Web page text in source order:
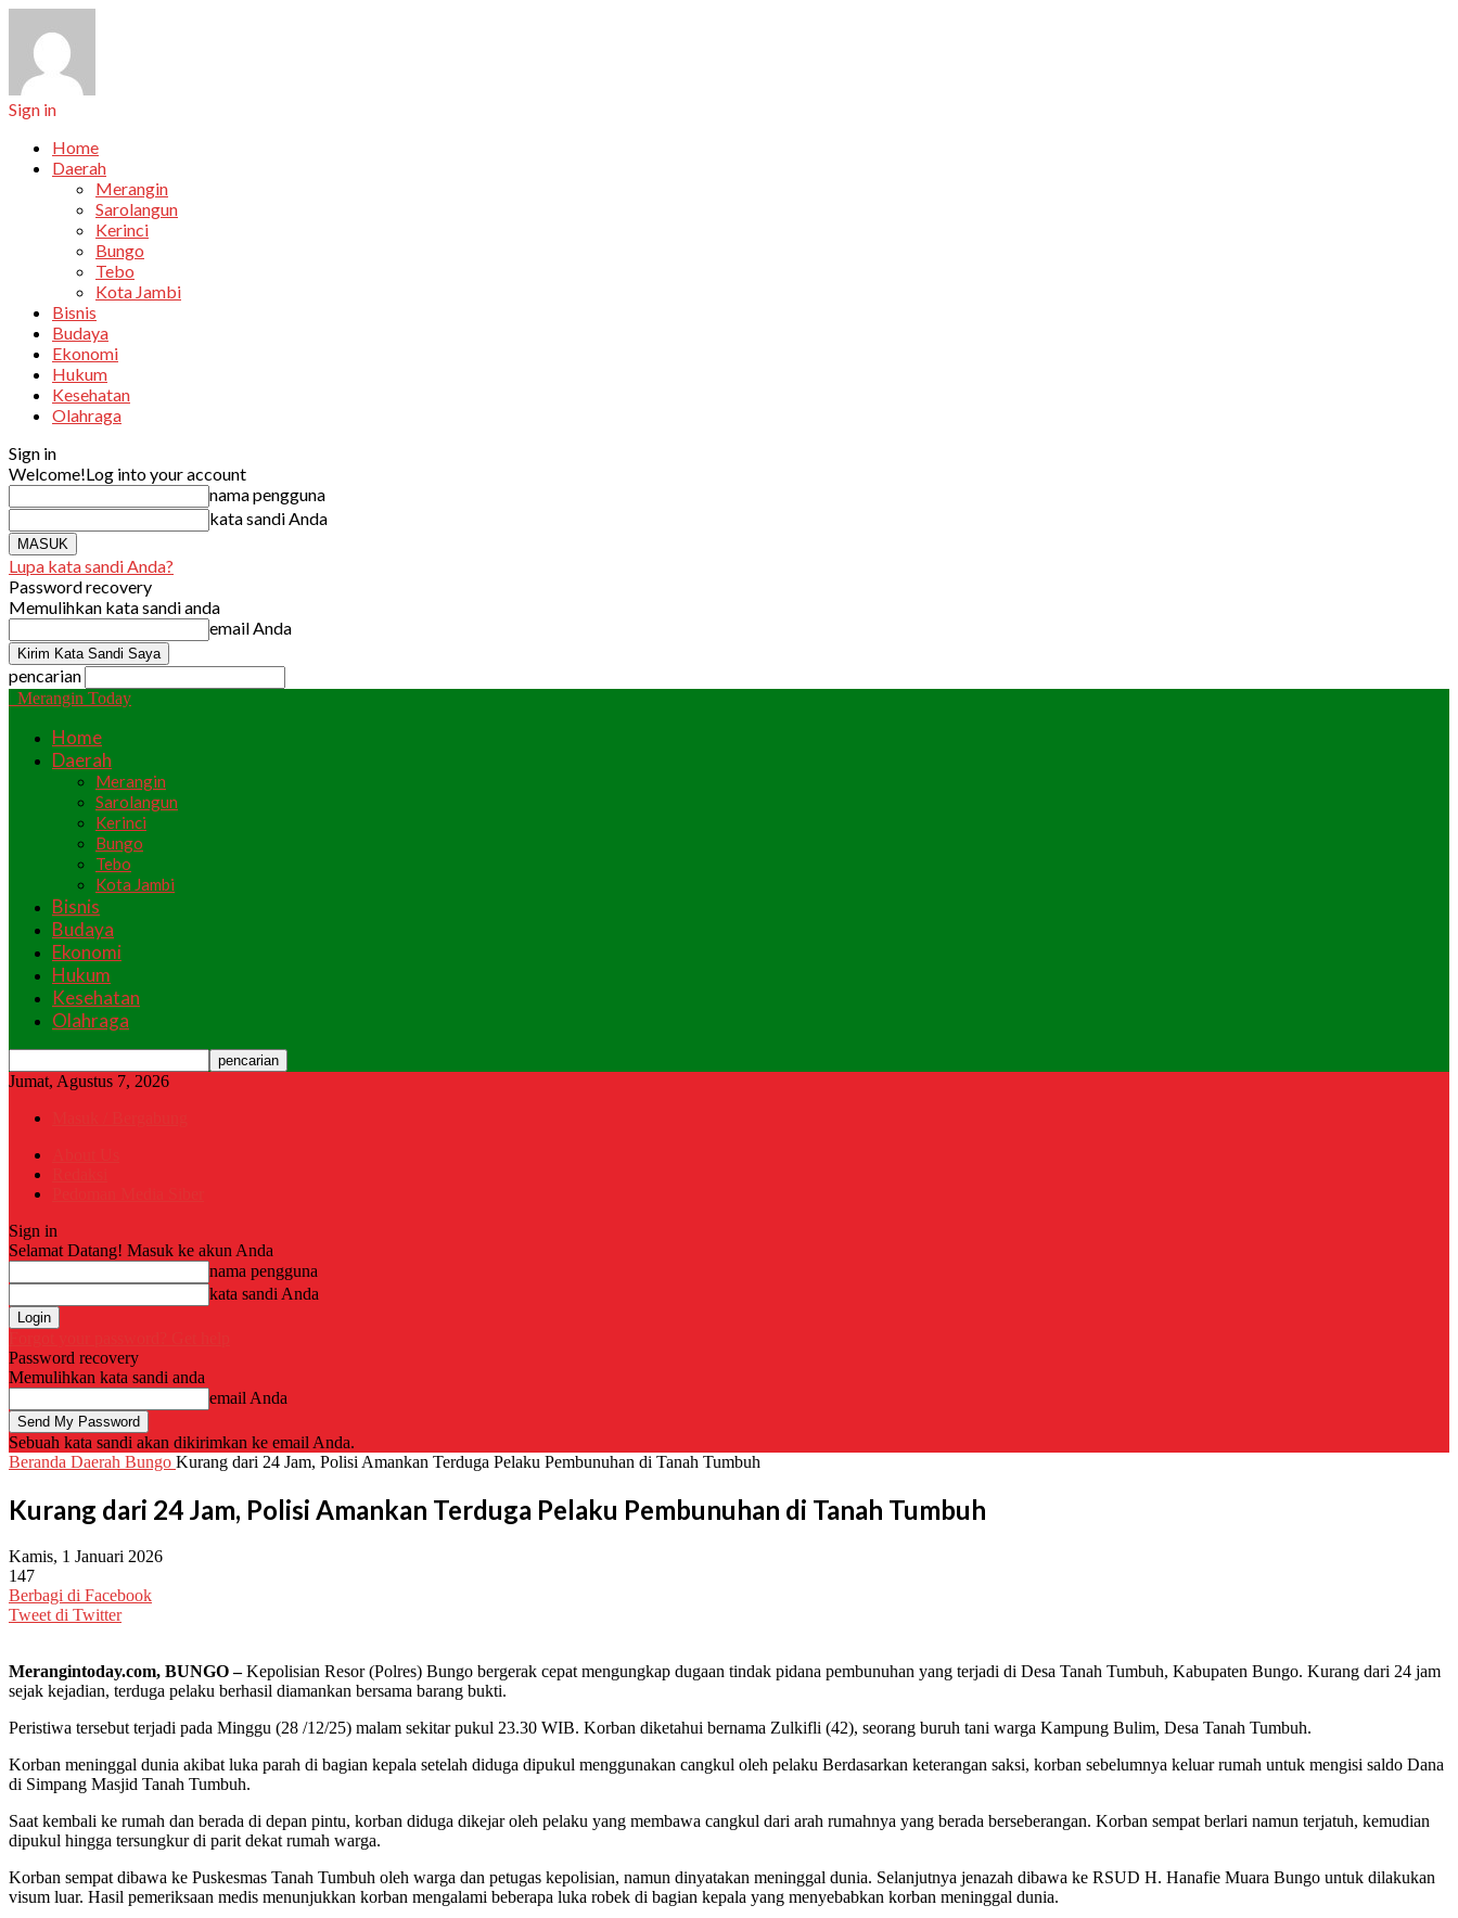
Sign in
Home
Daerah
Merangin
Sarolangun
Kerinci
Bungo
Tebo
Kota Jambi
Bisnis
Budaya
Ekonomi
Hukum
Kesehatan
Olahraga
Sign in
Welcome!Log into your account
nama pengguna
kata sandi Anda
Lupa kata sandi Anda?
Password recovery
Memulihkan kata sandi anda
email Anda
pencarian
Merangin Today
Home
Daerah
Merangin
Sarolangun
Kerinci
Bungo
Tebo
Kota Jambi
Bisnis
Budaya
Ekonomi
Hukum
Kesehatan
Olahraga
Jumat, Agustus 7, 2026
Sign in
Selamat Datang! Masuk ke akun Anda
nama pengguna
kata sandi Anda
Password recovery
Memulihkan kata sandi anda
email Anda
Sebuah kata sandi akan dikirimkan ke email Anda.
Beranda Daerah Bungo Kurang dari 24 Jam, Polisi Amankan Terduga Pelaku Pembunuhan di Tanah Tumbuh
Kurang dari 24 Jam, Polisi Amankan Terduga Pelaku Pembunuhan di Tanah Tumbuh
Kamis, 1 Januari 2026
147
Berbagi di Facebook
Tweet di Twitter
Merangintoday.com, BUNGO –Kepolisian Resor (Polres) Bungo bergerak cepat mengungkap dugaan tindak pidana pembunuhan yang terjadi di Desa Tanah Tumbuh, Kabupaten Bungo. Kurang dari 24 jam
sejak kejadian, terduga pelaku berhasil diamankan bersama barang bukti.
Peristiwa tersebut terjadi pada Minggu (28 /12/25) malam sekitar pukul 23.30 WIB. Korban diketahui bernama Zulkifli (42), seorang buruh tani warga Kampung Bulim, Desa Tanah Tumbuh.
Korban meninggal dunia akibat luka parah di bagian kepala setelah diduga dipukul menggunakan cangkul oleh pelaku Berdasarkan keterangan saksi, korban sebelumnya keluar rumah untuk mengisi saldo Dana
di Simpang Masjid Tanah Tumbuh.
Saat kembali ke rumah dan berada di depan pintu, korban diduga dikejar oleh pelaku yang membawa cangkul dari arah rumahnya yang berada berseberangan. Korban sempat berlari namun terjatuh, kemudian
dipukul hingga tersungkur di parit dekat rumah warga.
Korban sempat dibawa ke Puskesmas Tanah Tumbuh oleh warga dan petugas kepolisian, namun dinyatakan meninggal dunia. Selanjutnya jenazah dibawa ke RSUD H. Hanafie Muara Bungo untuk dilakukan
visum luar. Hasil pemeriksaan medis menunjukkan korban mengalami beberapa luka robek di bagian kepala yang menyebabkan korban meninggal dunia.